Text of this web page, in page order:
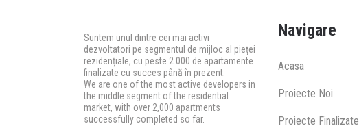
Suntem unul dintre cei mai activi
dezvoltatori pe segmentul de mijloc al pieței
rezidențiale, cu peste 2.000 de apartamente
finalizate cu succes până în prezent.
We are one of the most active developers in
the middle segment of the residential
market, with over 2,000 apartments
successfully completed so far.
Navigare
Acasa
Proiecte Noi
Proiecte Finalizate